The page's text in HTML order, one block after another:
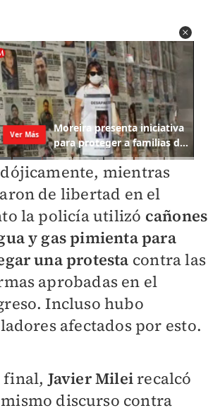
mientras
de libertad en el
la policía utilizó cañones
y gas pimienta para
una protesta contra las
aprobadas en el
Incluso hubo
afectados por esto.
final, Javier Mileirecalcó
discurso contra